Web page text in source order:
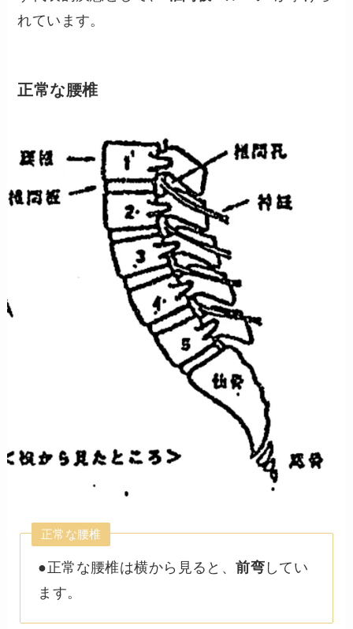
れています。
正常な腰椎
正常な腰椎
●正常な腰椎は横から見ると、前弯してい
ます。